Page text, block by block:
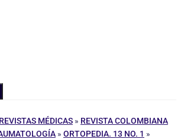
REVISTAS MÉDICAS » REVISTA COLOMBIANA
» ORTOPEDIA. 13 NO. 1 »